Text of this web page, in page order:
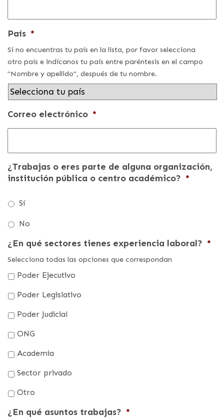
País *
Si no encuentras tu país en la lista, por favor selecciona
otro país e indícanos tu país entre paréntesis en el campo
"Nombre y apellido", después de tu nombre.
Correo electrónico *
¿Trabajas o eres parte de alguna organización,
institución pública o centro académico? *
Sí
No
¿En qué sectores tienes experiencia laboral? *
Selecciona todas las opciones que correspondan
Poder Ejecutivo
Poder Legislativo
Poder Judicial
ONG
Academia
Sector privado
Otro
¿En qué asuntos trabajas? *